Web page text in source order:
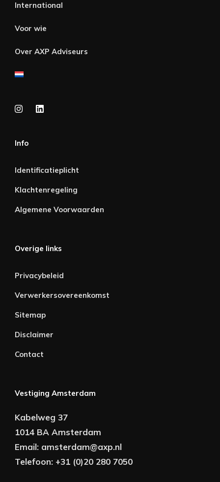
International
Voor wie
Over AXP Adviseurs
Info
Identificatieplicht
Klachtenregeling
Algemene Voorwaarden
Overige links
Privacybeleid
Verwerkersovereenkomst
Sitemap
Disclaimer
Contact
Vestiging Amsterdam
Kabelweg 37
1014 BA Amsterdam
Email: amsterdam@axp.nl
Telefoon: +31 (0)20 280 7050